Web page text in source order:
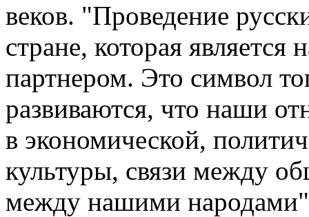
веков. "Проведение
стране, которая
партнером. Это символ
развиваются, что наши
в экономической,
культуры, связи между
между нашими